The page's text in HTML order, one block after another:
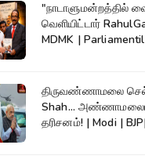
"நாடாளுமன்றத்தில்
வெளியிட்டார்
MDMK |
திருவண்ணாமலை
Shah...
தரிசனம்! | Modi | BJP|